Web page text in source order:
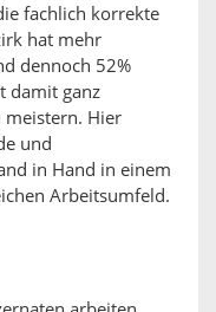
fachlich korrekte
hat mehr
dennoch 52%
damit ganz
meistern. Hier
und
in Hand in einem
Arbeitsumfeld.